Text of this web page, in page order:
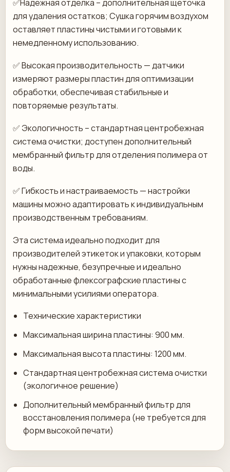
✅Надежная отделка – дополнительная щеточка
для удаления остатков; Сушка горячим воздухом
оставляет пластины чистыми и готовыми к
немедленному использованию.
✅ Высокая производительность — датчики
измеряют размеры пластин для оптимизации
обработки, обеспечивая стабильные и
повторяемые результаты.
✅ Экологичность – стандартная центробежная
система очистки; доступен дополнительный
мембранный фильтр для отделения полимера от
воды.
✅ Гибкость и настраиваемость — настройки
машины можно адаптировать к индивидуальным
производственным требованиям.
Эта система идеально подходит для
производителей этикеток и упаковки, которым
нужны надежные, безупречные и идеально
обработанные флексографские пластины с
минимальными усилиями оператора.
Технические характеристики
Максимальная ширина пластины: 900 мм.
Максимальная высота пластины: 1200 мм.
Стандартная центробежная система очистки
(экологичное решение)
Дополнительный мембранный фильтр для
восстановления полимера (не требуется для
форм высокой печати)